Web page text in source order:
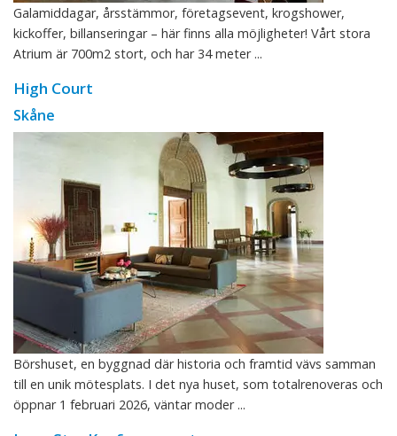
Galamiddagar, årsstämmor, företagsevent, krogshower,
kickoffer, billanseringar – här finns alla möjligheter! Vårt stora
Atrium är 700m2 stort, och har 34 meter ...
High Court
Skåne
Börshuset, en byggnad där historia och framtid vävs samman
till en unik mötesplats. I det nya huset, som totalrenoveras och
öppnar 1 februari 2026, väntar moder ...